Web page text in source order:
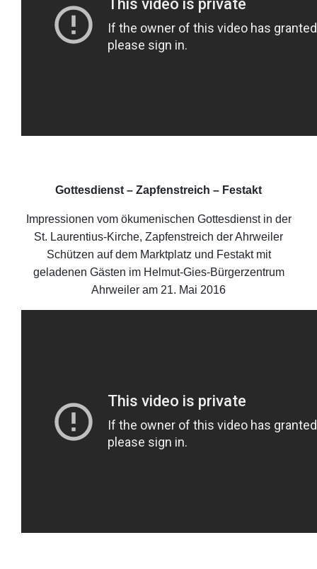
Gottesdienst – Zapfenstreich – Festakt
Impressionen vom ökumenischen Gottesdienst in der
St. Laurentius-Kirche, Zapfenstreich der Ahrweiler
Schützen auf dem Marktplatz und Festakt mit
geladenen Gästen im Helmut-Gies-Bürgerzentrum
Ahrweiler am 21. Mai 2016